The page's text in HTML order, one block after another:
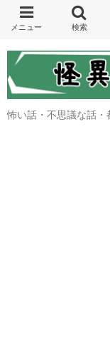
怖い話・不思議な話・